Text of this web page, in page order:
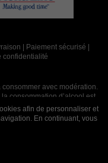
Paiement sécurisé
confidentialité
avec modération.
consommation d’alcool est
adultes de 18 ans et plus
afin de personnaliser et
En continuant, vous